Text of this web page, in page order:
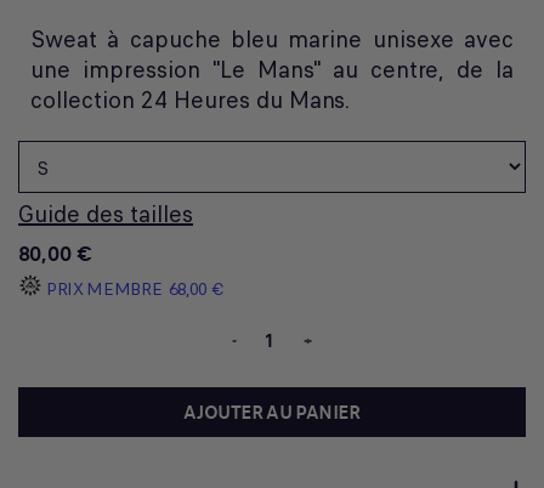
Sweat à capuche bleu marine unisexe avec
une impression "Le Mans" au centre, de la
collection 24 Heures du Mans.
Guide des tailles
80,00 €
PRIX MEMBRE 68,00 €
- +
AJOUTER AU PANIER